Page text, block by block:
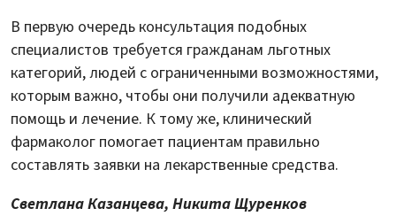
В первую очередь консультация подобных
специалистов требуется гражданам льготных
категорий, людей с ограниченными возможностями,
которым важно, чтобы они получили адекватную
помощь и лечение. К тому же, клинический
фармаколог помогает пациентам правильно
составлять заявки на лекарственные средства.
Светлана Казанцева, Никита Щуренков